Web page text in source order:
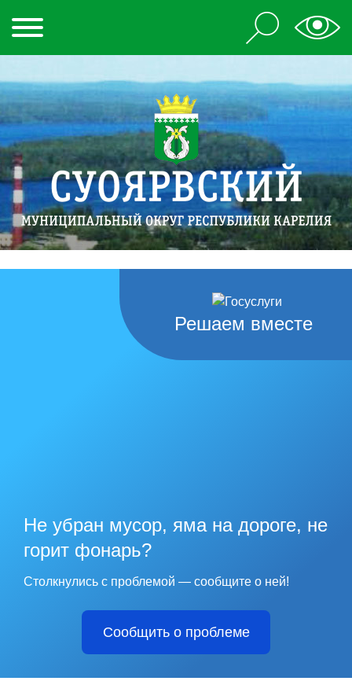
Решаем вместе
Не убран мусор, яма на дороге, не
горит фонарь?
Столкнулись с проблемой — сообщите о ней!
Сообщить о проблеме